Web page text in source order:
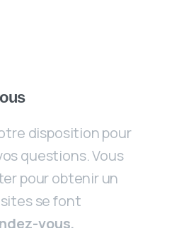
disposition pour
questions. Vous
pour obtenir un
se font
vous.